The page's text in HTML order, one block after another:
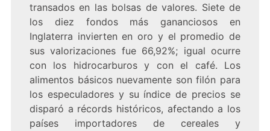
transados en las bolsas de valores. Siete de
los diez fondos más gananciosos en
Inglaterra invierten en oro y el promedio de
sus valorizaciones fue 66,92%; igual ocurre
con los hidrocarburos y con el café. Los
alimentos básicos nuevamente son filón para
los especuladores y su índice de precios se
disparó a récords históricos, afectando a los
países importadores de cereales y